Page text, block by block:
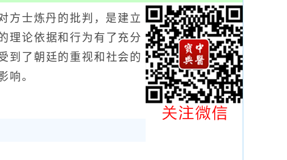
方士炼丹的批判，是建立
理论依据和行为有了充分
到了朝廷的重视和社会的
响。